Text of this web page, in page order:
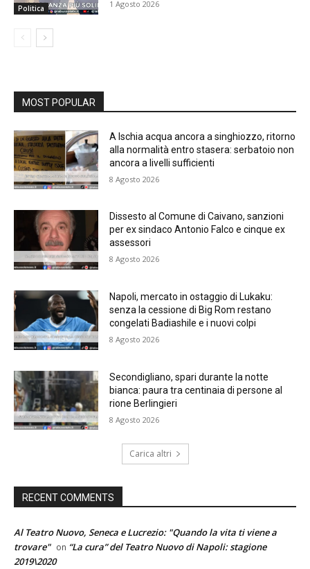
Politica 1 Agosto 2026
MOST POPULAR
A Ischia acqua ancora a singhiozzo, ritorno
alla normalità entro stasera: serbatoio non
ancora a livelli sufficienti
8 Agosto 2026
Dissesto al Comune di Caivano, sanzioni
per ex sindaco Antonio Falco e cinque ex
assessori
8 Agosto 2026
Napoli, mercato in ostaggio di Lukaku:
senza la cessione di Big Rom restano
congelati Badiashile e i nuovi colpi
8 Agosto 2026
Secondigliano, spari durante la notte
bianca: paura tra centinaia di persone al
rione Berlingieri
8 Agosto 2026
Carica altri
RECENT COMMENTS
Al Teatro Nuovo, Seneca e Lucrezio: "Quando la vita ti viene a
trovare" on “La cura” del Teatro Nuovo di Napoli: stagione
2019\2020